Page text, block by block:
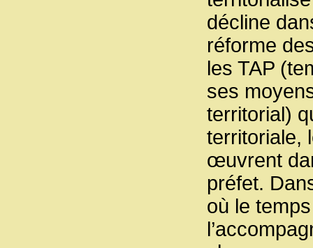
décline
réforme
les TAP
ses
territorial)
territoriale,
œuvrent
préfet.
où le